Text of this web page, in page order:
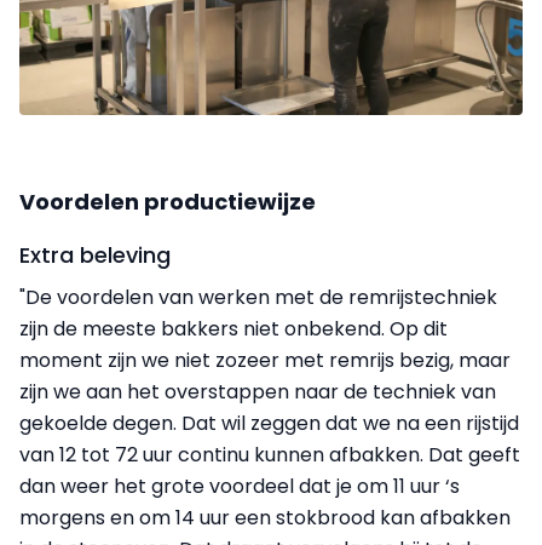
Voordelen productiewijze
Extra beleving
"De voordelen van werken met de remrijstechniek
zijn de meeste bakkers niet onbekend. Op dit
moment zijn we niet zozeer met remrijs bezig, maar
zijn we aan het overstappen naar de techniek van
gekoelde degen. Dat wil zeggen dat we na een rijstijd
van 12 tot 72 uur continu kunnen afbakken. Dat geeft
dan weer het grote voordeel dat je om 11 uur ‘s
morgens en om 14 uur een stokbrood kan afbakken